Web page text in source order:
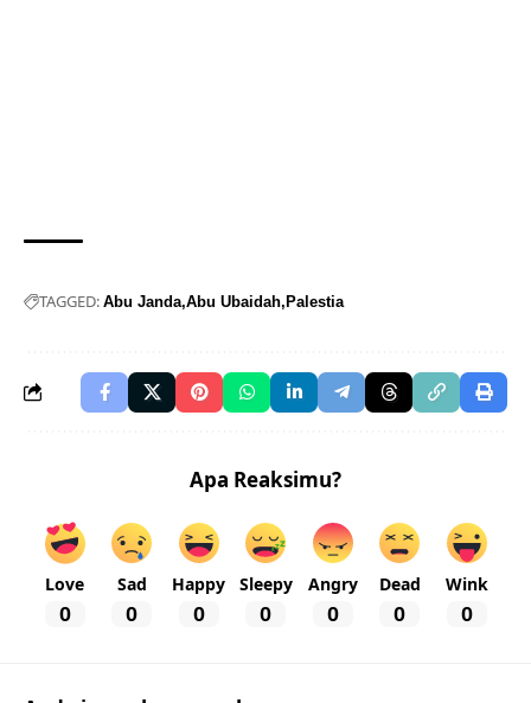
TAGGED: Abu Janda Abu Ubaidah Palestia
Apa Reaksimu?
Love
0
Sad
0
Happy
0
Sleepy
0
Angry
0
Dead
0
Wink
0